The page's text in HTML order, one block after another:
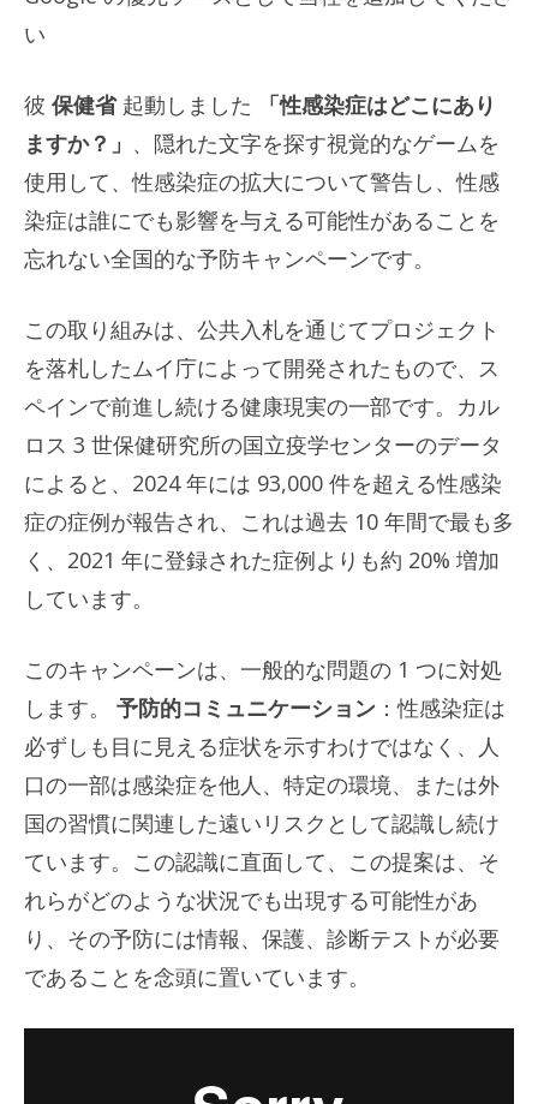
い
彼 保健省起動しました
「性感染症はどこにあり
ますか？」 、隠れた文字を探す視覚的なゲームを
使用して、性感染症の拡大について警告し、性感
染症は誰にでも影響を与える可能性があることを
忘れない全国的な予防キャンペーンです。
この取り組みは、公共入札を通じてプロジェクト
を落札したムイ庁によって開発されたもので、ス
ペインで前進し続ける健康現実の一部です。カル
ロス 3 世保健研究所の国立疫学センターのデータ
によると、2024 年には 93,000 件を超える性感染
症の症例が報告され、これは過去 10 年間で最も多
く、2021 年に登録された症例よりも約 20% 増加
しています。
このキャンペーンは、一般的な問題の 1 つに対処
します。 予防的コミュニケーション ：性感染症は
必ずしも目に見える症状を示すわけではなく、人
口の一部は感染症を他人、特定の環境、または外
国の習慣に関連した遠いリスクとして認識し続け
ています。この認識に直面して、この提案は、そ
れらがどのような状況でも出現する可能性があ
り、その予防には情報、保護、診断テストが必要
であることを念頭に置いています。